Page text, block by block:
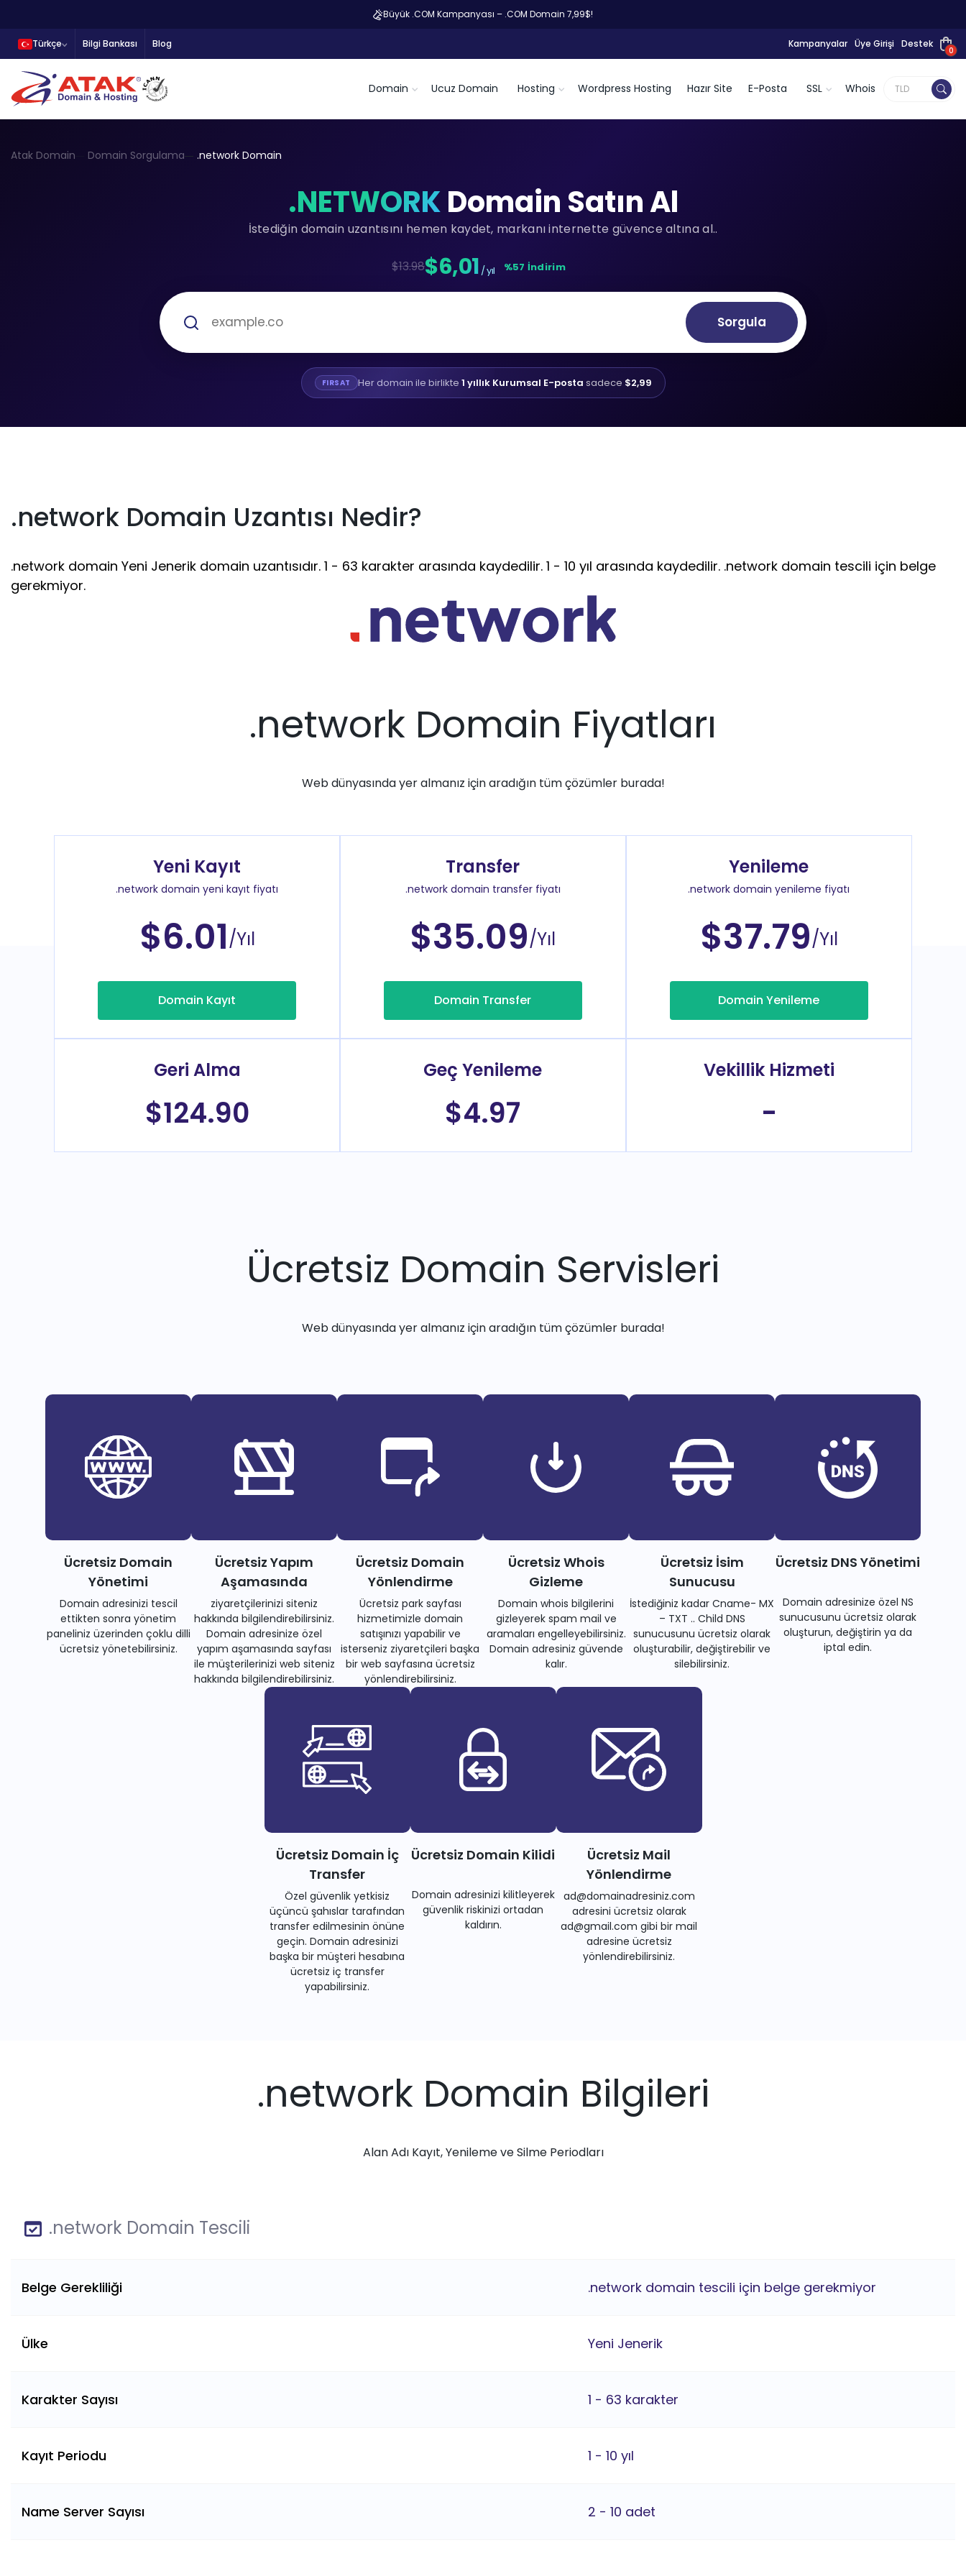
Büyük .COM Kampanyası – .COM Domain 7,99$!
Türkçe Bilgi Bankası Blog Kampanyalar Üye Girişi Destek
0
Domain Ucuz Domain Hosting Wordpress Hosting Hazır Site E-Posta SSL Whois
Atak Domain Domain Sorgulama .network Domain
.NETWORKDomain Satın Al
İstediğin domain uzantısını hemen kaydet, markanı internette güvence altına al..
$13.98$6,01 / yıl %57 İndirim
Sorgula
FIRSAT Her domain ile birlikte 1 yıllık Kurumsal E-posta sadece $2,99
.network Domain Uzantısı Nedir?
.network domain Yeni Jenerik domain uzantısıdır. 1 - 63 karakter arasında kaydedilir. 1 - 10 yıl arasında kaydedilir. .network domain tescili için belge
gerekmiyor.
.network Domain Fiyatları
Web dünyasında yer almanız için aradığın tüm çözümler burada!
Yeni Kayıt
.network domain yeni kayıt fiyatı
$6.01/Yıl
Domain Kayıt
Transfer
.network domain transfer fiyatı
$35.09/Yıl
Domain Transfer
Yenileme
.network domain yenileme fiyatı
$37.79/Yıl
Domain Yenileme
Geri Alma
$124.90
Geç Yenileme
$4.97
Vekillik Hizmeti
-
Ücretsiz Domain Servisleri
Web dünyasında yer almanız için aradığın tüm çözümler burada!
Ücretsiz Domain
Yönetimi
Domain adresinizi tescil
ettikten sonra yönetim
paneliniz üzerinden çoklu dilli
ücretsiz yönetebilirsiniz.
Ücretsiz Yapım
Aşamasında
ziyaretçilerinizi siteniz
hakkında bilgilendirebilirsiniz.
Domain adresinize özel
yapım aşamasında sayfası
ile müşterilerinizi web siteniz
hakkında bilgilendirebilirsiniz.
Ücretsiz Domain
Yönlendirme
Ücretsiz park sayfası
hizmetimizle domain
satışınızı yapabilir ve
isterseniz ziyaretçileri başka
bir web sayfasına ücretsiz
yönlendirebilirsiniz.
Ücretsiz Whois
Gizleme
Domain whois bilgilerini
gizleyerek spam mail ve
aramaları engelleyebilirsiniz.
Domain adresiniz güvende
kalır.
Ücretsiz İsim
Sunucusu
İstediğiniz kadar Cname- MX
– TXT .. Child DNS
sunucusunu ücretsiz olarak
oluşturabilir, değiştirebilir ve
silebilirsiniz.
Ücretsiz DNS Yönetimi
Domain adresinize özel NS
sunucusunu ücretsiz olarak
oluşturun, değiştirin ya da
iptal edin.
Ücretsiz Domain İç
Transfer
Özel güvenlik yetkisiz
üçüncü şahıslar tarafından
transfer edilmesinin önüne
geçin. Domain adresinizi
başka bir müşteri hesabına
ücretsiz iç transfer
yapabilirsiniz.
Ücretsiz Domain Kilidi
Domain adresinizi kilitleyerek
güvenlik riskinizi ortadan
kaldırın.
Ücretsiz Mail
Yönlendirme
ad@domainadresiniz.com
adresini ücretsiz olarak
ad@gmail.com gibi bir mail
adresine ücretsiz
yönlendirebilirsiniz.
.network Domain Bilgileri
Alan Adı Kayıt, Yenileme ve Silme Periodları
.network Domain Tescili
Belge Gerekliliği .network domain tescili için belge gerekmiyor
Ülke Yeni Jenerik
Karakter Sayısı 1 - 63 karakter
Kayıt Periodu 1 - 10 yıl
Name Server Sayısı 2 - 10 adet